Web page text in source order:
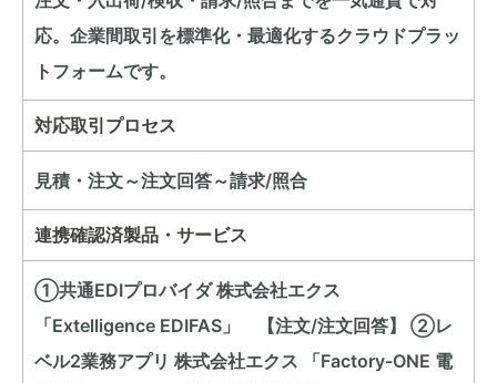
応。企業間取引を標準化・最適化するクラウドプラッ
トフォームです。
対応取引プロセス
見積・注文～注文回答～請求/照合
連携確認済製品・サービス
①共通EDIプロバイダ 株式会社エクス
「Extelligence EDIFAS」 【注文/注文回答】 ②レ
ベル2業務アプリ 株式会社エクス 「Factory-ONE 電